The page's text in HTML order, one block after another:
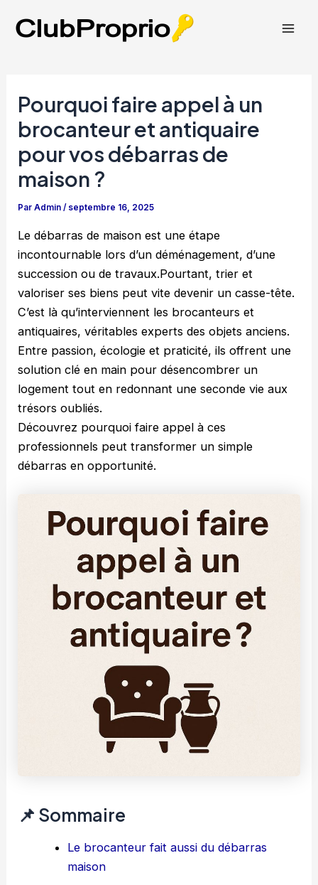
Pourquoi faire appel à un
brocanteur et antiquaire
pour vos débarras de
maison ?
ParAdmin/ septembre 16, 2025
Le débarras de maison est une étape
incontournable lors d’un déménagement, d’une
succession ou de travaux.Pourtant, trier et
valoriser ses biens peut vite devenir un casse-tête.
C’est là qu’interviennent les brocanteurs et
antiquaires, véritables experts des objets anciens.
Entre passion, écologie et praticité, ils offrent une
solution clé en main pour désencombrer un
logement tout en redonnant une seconde vie aux
trésors oubliés.
Découvrez pourquoi faire appel à ces
professionnels peut transformer un simple
débarras en opportunité.
📌 Sommaire
Le brocanteur fait aussi du débarras
maison